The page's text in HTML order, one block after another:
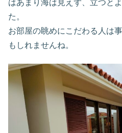
はあまり海は見えず、立つと
た。
お部屋の眺めにこだわる人は
もしれませんね。